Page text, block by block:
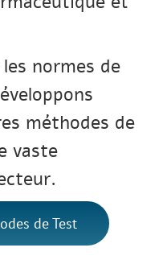
normes de
méthodes de
vaste
de Test